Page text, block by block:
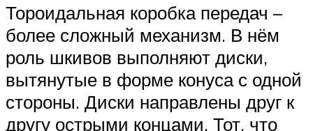
Тороидальная коробка передач –
более сложный механизм. В нём
роль шкивов выполняют диски,
вытянутые в форме конуса с одной
стороны. Диски направлены друг к
другу острыми концами. Тот, что